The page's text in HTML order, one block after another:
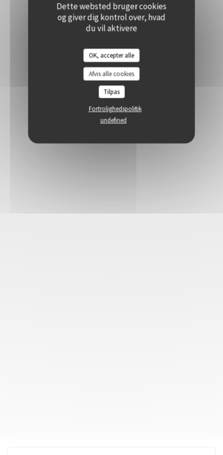
Dette websted bruger cookies
og giver dig kontrol over, hvad
du vil aktivere
OK, accepter alle
Afvis alle cookies
Tilpas
Fortrolighedspolitik
undefined